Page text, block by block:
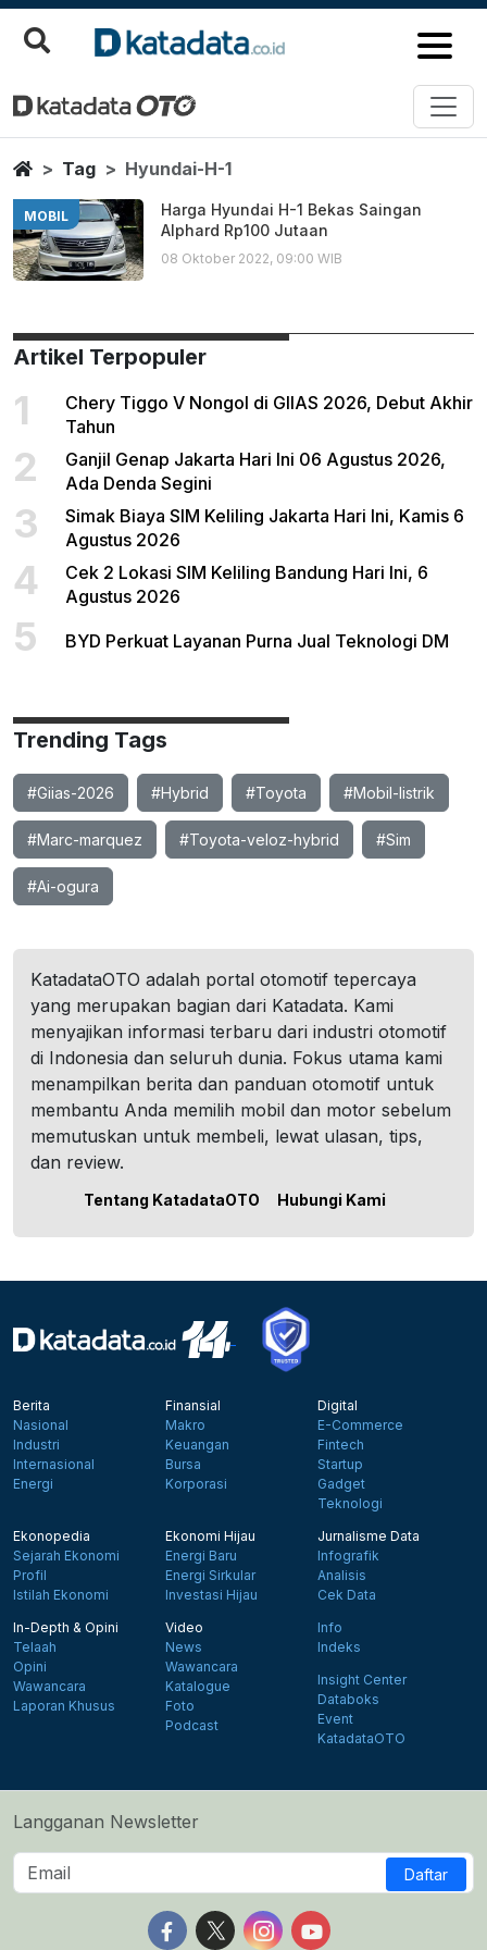
Hyundai H 1
Berita Terbaru
HomeTag Hyundai-H-1
MOBIL
Harga Hyundai H-1 Bekas Saingan
Alphard Rp100 Jutaan
08 Oktober 2022, 09:00 WIB
Artikel Terpopuler
1
Chery Tiggo V Nongol di GIIAS 2026, Debut Akhir
Tahun
2
Ganjil Genap Jakarta Hari Ini 06 Agustus 2026,
Ada Denda Segini
3
Simak Biaya SIM Keliling Jakarta Hari Ini, Kamis 6
Agustus 2026
4
Cek 2 Lokasi SIM Keliling Bandung Hari Ini, 6
Agustus 2026
5 BYD Perkuat Layanan Purna Jual Teknologi DM
Trending Tags
#Giias-2026 #Hybrid #Toyota #Mobil-listrik
#Marc-marquez #Toyota-veloz-hybrid #Sim
#Ai-ogura
KatadataOTO adalah portal otomotif tepercaya
yang merupakan bagian dari Katadata. Kami
menyajikan informasi terbaru dari industri otomotif
di Indonesia dan seluruh dunia. Fokus utama kami
menampilkan berita dan panduan otomotif untuk
membantu Anda memilih mobil dan motor sebelum
memutuskan untuk membeli, lewat ulasan, tips,
dan review.
Tentang KatadataOTO Hubungi Kami
Berita
Nasional
Industri
Internasional
Energi
Finansial
Makro
Keuangan
Bursa
Korporasi
Digital
E-Commerce
Fintech
Startup
Gadget
Teknologi
Ekonopedia
Sejarah Ekonomi
Profil
Istilah Ekonomi
Ekonomi Hijau
Energi Baru
Energi Sirkular
Investasi Hijau
Jurnalisme Data
Infografik
Analisis
Cek Data
In-Depth & Opini
Telaah
Opini
Wawancara
Laporan Khusus
Video
News
Wawancara
Katalogue
Foto
Podcast
Info
Indeks
Insight Center
Databoks
Event
KatadataOTO
Langganan Newsletter
Daftar
Follow us on Facebook
Follow us on X
Follow us on Instagram
Follow us on